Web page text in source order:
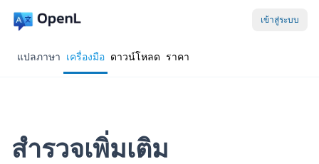
เข้าสู่ระบบ
แปลภาษา เครื่องมือ ดาวน์โหลด ราคา
สำรวจเพิ่มเติม